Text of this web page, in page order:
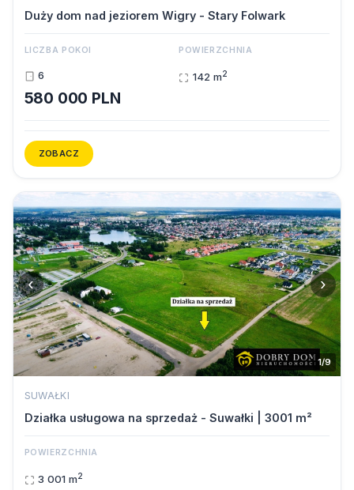
Duży dom nad jeziorem Wigry - Stary Folwark
LICZBA POKOI
6
POWIERZCHNIA
142 m2
580 000 PLN
ZOBACZ
‹ ›
1/9
SUWAŁKI
Działka usługowa na sprzedaż - Suwałki | 3001 m²
POWIERZCHNIA
3 001 m2